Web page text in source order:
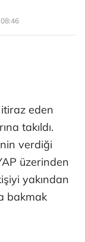
eden
takıldı.
verdiği
üzerinden
yakından
bakmak